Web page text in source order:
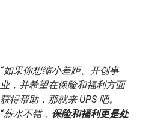
“如果你想缩小差距、开创事
业，并希望在保险和福利方面
获得帮助，那就来 UPS 吧。
“薪水不错， 保险和福利更是处